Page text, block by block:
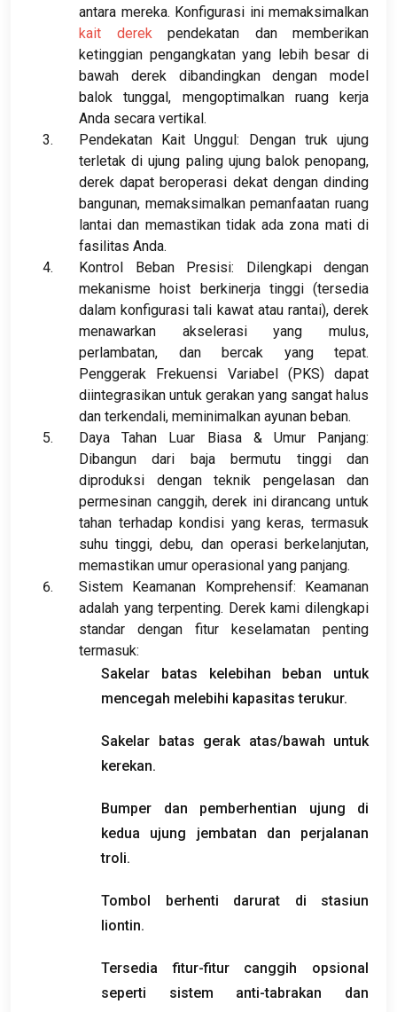
antara mereka. Konfigurasi ini memaksimalkan
kait derekpendekatan dan memberikan
ketinggian pengangkatan yang lebih besar di
bawah derek dibandingkan dengan model
balok tunggal, mengoptimalkan ruang kerja
Anda secara vertikal.
Pendekatan Kait Unggul: Dengan truk ujung
terletak di ujung paling ujung balok penopang,
derek dapat beroperasi dekat dengan dinding
bangunan, memaksimalkan pemanfaatan ruang
lantai dan memastikan tidak ada zona mati di
fasilitas Anda.
Kontrol Beban Presisi: Dilengkapi dengan
mekanisme hoist berkinerja tinggi (tersedia
dalam konfigurasi tali kawat atau rantai), derek
menawarkan akselerasi yang mulus,
perlambatan, dan bercak yang tepat.
Penggerak Frekuensi Variabel (PKS) dapat
diintegrasikan untuk gerakan yang sangat halus
dan terkendali, meminimalkan ayunan beban.
Daya Tahan Luar Biasa & Umur Panjang:
Dibangun dari baja bermutu tinggi dan
diproduksi dengan teknik pengelasan dan
permesinan canggih, derek ini dirancang untuk
tahan terhadap kondisi yang keras, termasuk
suhu tinggi, debu, dan operasi berkelanjutan,
memastikan umur operasional yang panjang.
Sistem Keamanan Komprehensif: Keamanan
adalah yang terpenting. Derek kami dilengkapi
standar dengan fitur keselamatan penting
termasuk:
Sakelar batas kelebihan beban untuk
mencegah melebihi kapasitas terukur.
Sakelar batas gerak atas/bawah untuk
kerekan.
Bumper dan pemberhentian ujung di
kedua ujung jembatan dan perjalanan
troli.
Tombol berhenti darurat di stasiun
liontin.
Tersedia fitur-fitur canggih opsional
seperti sistem anti-tabrakan dan